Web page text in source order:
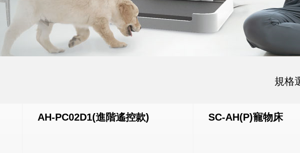
規格
AH-PC02D1(進階遙控款) SC-AH(P)寵物床